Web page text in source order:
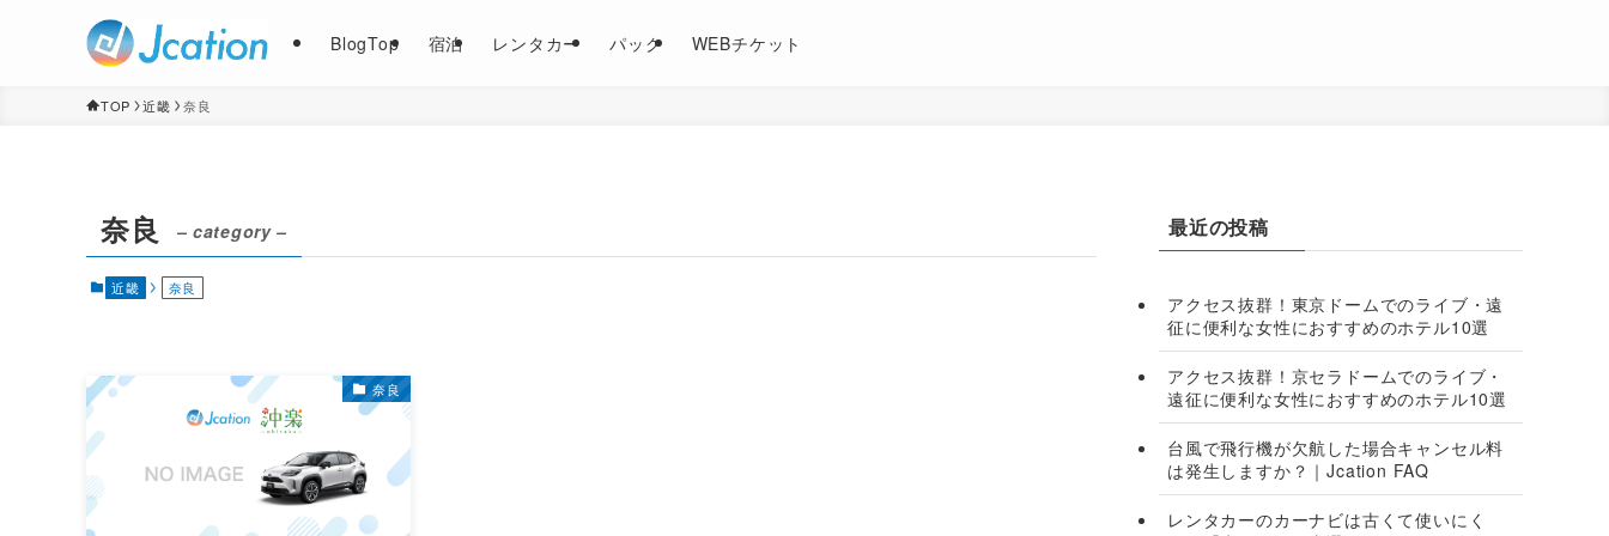
BlogTop 宿泊 レンタカー パック WEBチケット
TOP 近畿 奈良
奈良 – category –
近畿 奈良
奈良
最近の投稿
アクセス抜群！東京ドームでのライブ・遠
征に便利な女性におすすめのホテル10選
アクセス抜群！京セラドームでのライブ・
遠征に便利な女性におすすめのホテル10選
台風で飛行機が欠航した場合キャンセル料
は発生しますか？｜Jcation FAQ
レンタカーのカーナビは古くて使いにく